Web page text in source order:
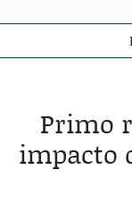
Primo
impacto